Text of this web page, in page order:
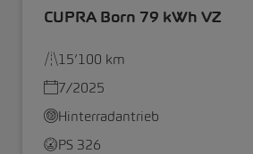
CUPRA Born 79 kWh VZ
15’100 km
7/2025
Hinterradantrieb
PS 326